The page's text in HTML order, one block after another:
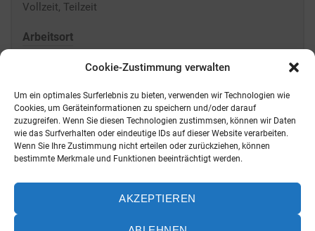
Cookie-Zustimmung verwalten
Um ein optimales Surferlebnis zu bieten, verwenden wir Technologien wie
Cookies, um Geräteinformationen zu speichern und/oder darauf
zuzugreifen. Wenn Sie diesen Technologien zustimmsen, können wir Daten
wie das Surfverhalten oder eindeutige IDs auf dieser Website verarbeiten.
Wenn Sie Ihre Zustimmung nicht erteilen oder zurückziehen, können
bestimmte Merkmale und Funktionen beeinträchtigt werden.
AKZEPTIEREN
Vollzeit, Teilzeit
Arbeitsort
Obere Strasse 9, Schweinfurt, 97421, Deutschland
JETZT BEWERBEN